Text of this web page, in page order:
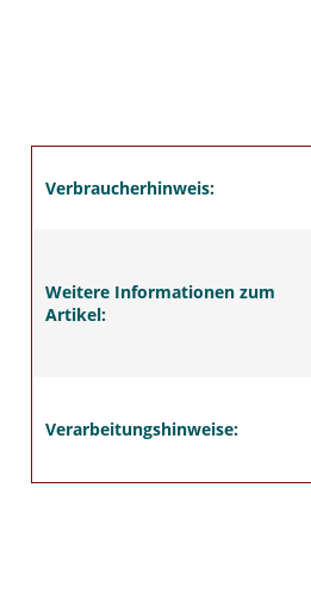
Verbraucherhinweis:
Weitere Informationen zum
Artikel:
Verarbeitungshinweise: